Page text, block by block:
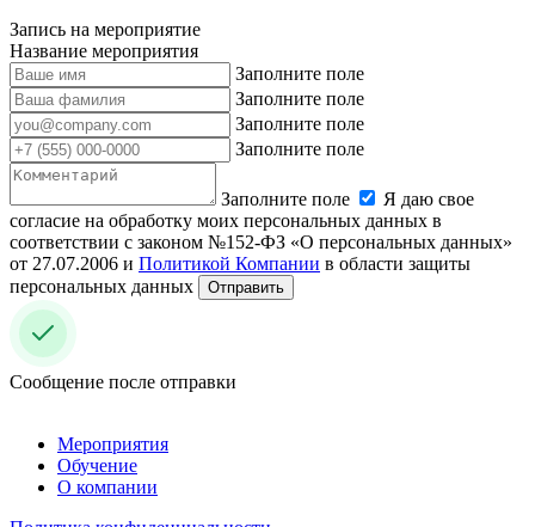
Запись на мероприятие
Название мероприятия
Заполните поле
Заполните поле
Заполните поле
Заполните поле
Заполните поле
Я даю свое
согласие на обработку моих персональных данных в
соответствии с законом №152-ФЗ «О персональных данных»
от 27.07.2006 и Политикой Компании в области защиты
персональных данных
Отправить
Сообщение после отправки
Мероприятия
Обучение
О компании